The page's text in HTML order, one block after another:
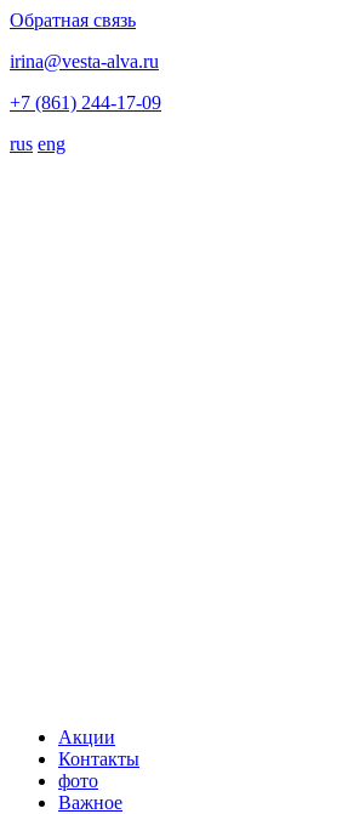
Обратная связь
irina@vesta-alva.ru
+7 (861) 244-17-09
rus eng
Акции
Контакты
фото
Важное